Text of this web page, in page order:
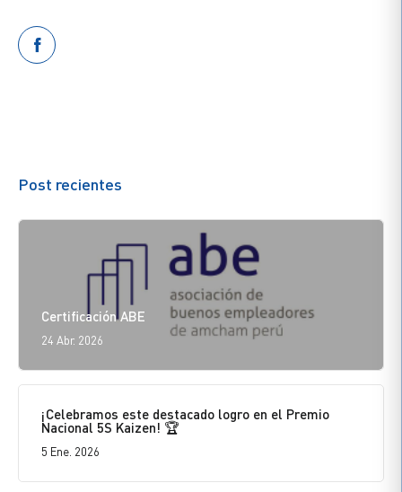
Post recientes
Certificación ABE
24 Abr. 2026
¡Celebramos este destacado logro en el Premio
Nacional 5S Kaizen! 🏆
5 Ene. 2026